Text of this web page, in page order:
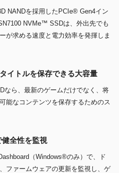
NANDを採用したPCIe® Gen4イン
NVMe™ SSDは、外出先でも
が求める速度と電力効率を発揮しま
イトルを保存できる大容量
ら、最新のゲームだけでなく、将
能なコンテンツを保存するためのス
全性を監視
（Windows®のみ）で、ド
ファームウェアの更新を監視し、ゲ